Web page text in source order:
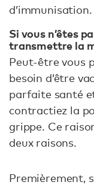
d’immunisation.
Si vous n’êtes
transmettre la
Peut-être vous
besoin d’être
parfaite santé
contractiez la
grippe. Ce
deux raisons.
Premièrement,